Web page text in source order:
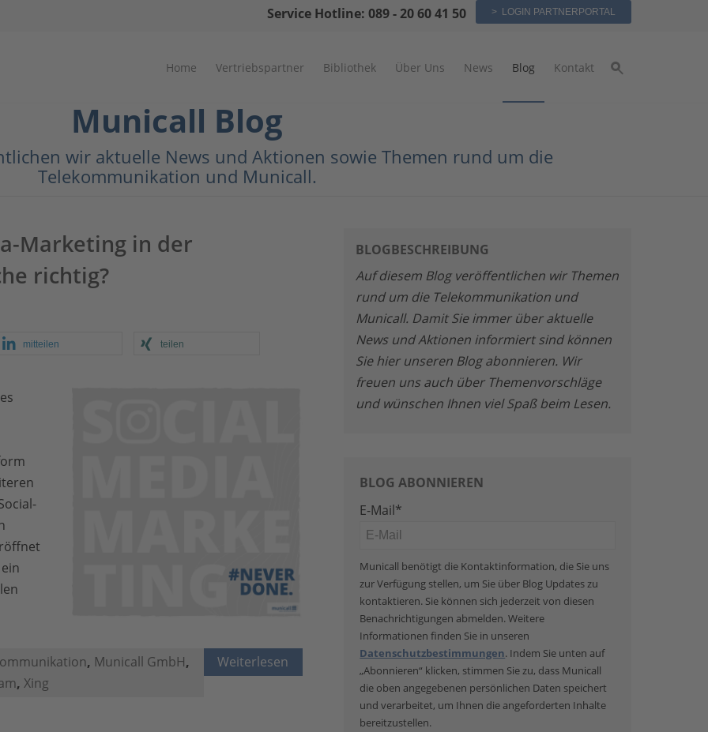
Service Hotline: 089 - 20 60 41 50 > LOGIN PARTNERPORTAL
Home Vertriebspartner Bibliothek Über Uns News Blog Kontakt
Municall Blog
wir aktuelle News und Aktionen sowie Themen rund um die
Telekommunikation und Municall.
Marketing in der
richtig?
mitteilen teilen
Weiterlesen
, Municall GmbH,
, Xing
BLOGBESCHREIBUNG
Auf diesem Blog veröffentlichen wir Themen
rund um die Telekommunikation und
Municall. Damit Sie immer über aktuelle
News und Aktionen informiert sind können
Sie hier unseren Blog abonnieren. Wir
freuen uns auch über Themenvorschläge
und wünschen Ihnen viel Spaß beim Lesen.
BLOG ABONNIEREN
E-Mail*
Municall benötigt die Kontaktinformation, die Sie uns
zur Verfügung stellen, um Sie über Blog Updates zu
kontaktieren. Sie können sich jederzeit von diesen
Benachrichtigungen abmelden. Weitere
Informationen finden Sie in unseren
Datenschutzbestimmungen. Indem Sie unten auf
„Abonnieren“ klicken, stimmen Sie zu, dass Municall
die oben angegebenen persönlichen Daten speichert
und verarbeitet, um Ihnen die angeforderten Inhalte
bereitzustellen.